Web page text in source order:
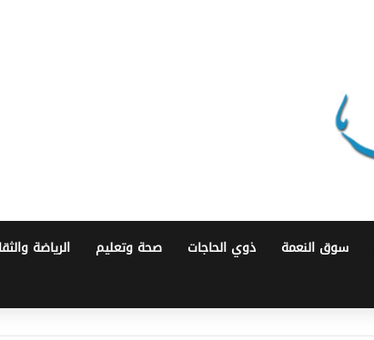
سوق النعمة ذوي الحاجات صحة وتعليم الرياضة